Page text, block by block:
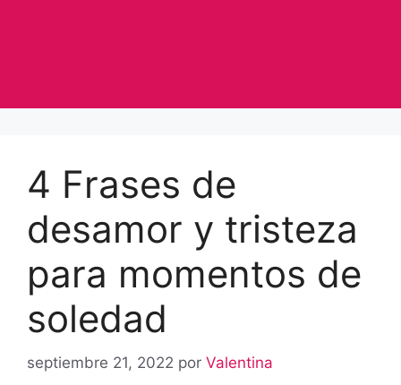
4 Frases de
desamor y tristeza
para momentos de
soledad
septiembre 21, 2022 por Valentina